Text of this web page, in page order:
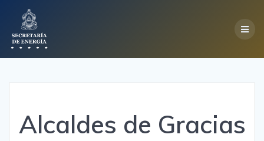
Alcaldes de Gracias